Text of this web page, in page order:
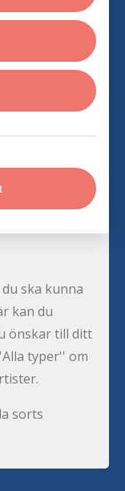
ska kunna
kan du
önskar till ditt
typer'' om
sorts